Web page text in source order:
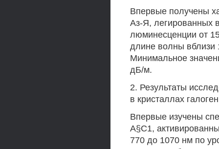
Впервые получены
Аз-Я, легированных
люминесценции от
длине волны
Минимальное
дБ/м.
2. Результаты
в кристаллах
Впервые изучены
А§С1,
770 до 1070 нм по